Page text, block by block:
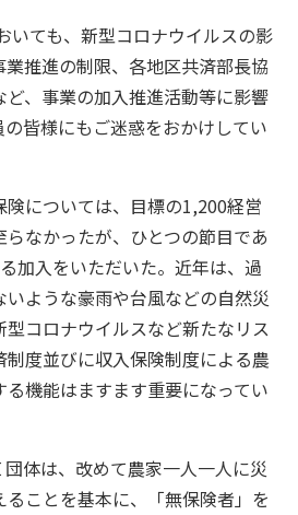
ても、新型コロナウイルスの影
推進の制限、各地区共済部長協
、事業の加入推進活動等に影響
皆様にもご迷惑をおかけしてい
については、目標の1,200経営
なかったが、ひとつの節目であ
加入をいただいた。近年は、過
ような豪雨や台風などの自然災
コロナウイルスなど新たなリス
制度並びに収入保険制度による農
機能はますます重要になってい
体は、改めて農家一人一人に災
ことを基本に、「無保険者」を